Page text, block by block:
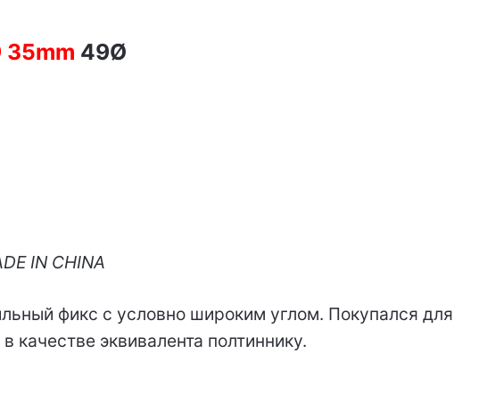
35mm 49Ø
IN CHINA
фикс с условно широким углом. Покупался для
качестве эквивалента полтиннику.